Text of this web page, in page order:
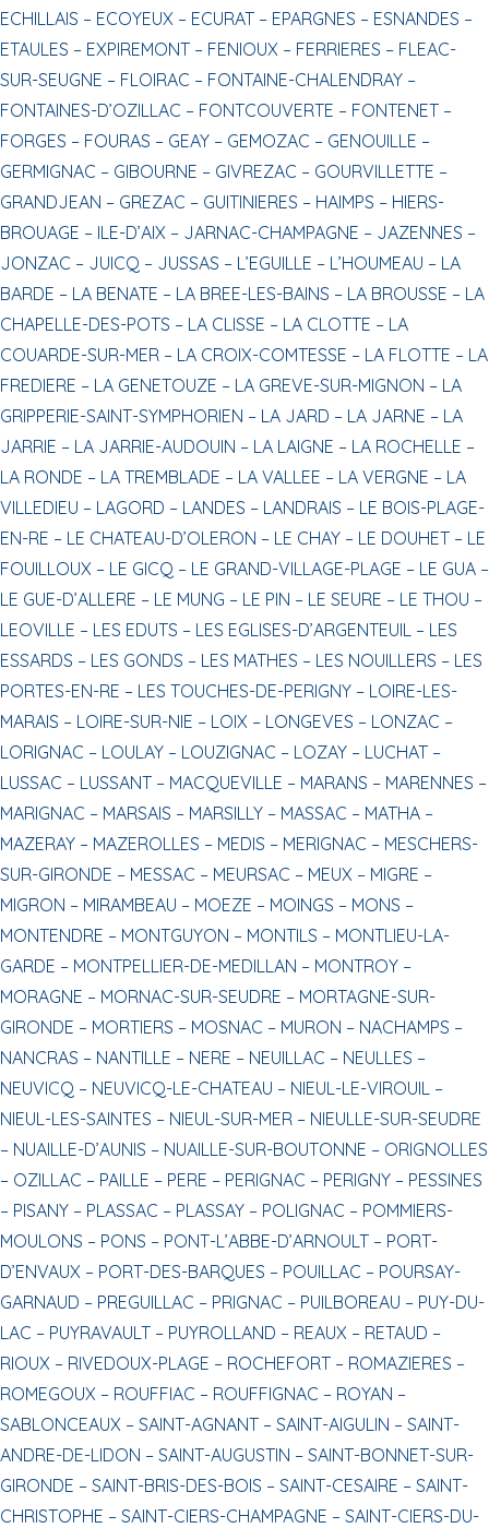
ECHILLAIS – ECOYEUX – ECURAT – EPARGNES – ESNANDES –
ETAULES – EXPIREMONT – FENIOUX – FERRIERES – FLEAC-
SUR-SEUGNE – FLOIRAC – FONTAINE-CHALENDRAY –
FONTAINES-D’OZILLAC – FONTCOUVERTE – FONTENET –
FORGES – FOURAS – GEAY – GEMOZAC – GENOUILLE –
GERMIGNAC – GIBOURNE – GIVREZAC – GOURVILLETTE –
GRANDJEAN – GREZAC – GUITINIERES – HAIMPS – HIERS-
BROUAGE – ILE-D’AIX – JARNAC-CHAMPAGNE – JAZENNES –
JONZAC – JUICQ – JUSSAS – L’EGUILLE – L’HOUMEAU – LA
BARDE – LA BENATE – LA BREE-LES-BAINS – LA BROUSSE – LA
CHAPELLE-DES-POTS – LA CLISSE – LA CLOTTE – LA
COUARDE-SUR-MER – LA CROIX-COMTESSE – LA FLOTTE – LA
FREDIERE – LA GENETOUZE – LA GREVE-SUR-MIGNON – LA
GRIPPERIE-SAINT-SYMPHORIEN – LA JARD – LA JARNE – LA
JARRIE – LA JARRIE-AUDOUIN – LA LAIGNE – LA ROCHELLE –
LA RONDE – LA TREMBLADE – LA VALLEE – LA VERGNE – LA
VILLEDIEU – LAGORD – LANDES – LANDRAIS – LE BOIS-PLAGE-
EN-RE – LE CHATEAU-D’OLERON – LE CHAY – LE DOUHET – LE
FOUILLOUX – LE GICQ – LE GRAND-VILLAGE-PLAGE – LE GUA –
LE GUE-D’ALLERE – LE MUNG – LE PIN – LE SEURE – LE THOU –
LEOVILLE – LES EDUTS – LES EGLISES-D’ARGENTEUIL – LES
ESSARDS – LES GONDS – LES MATHES – LES NOUILLERS – LES
PORTES-EN-RE – LES TOUCHES-DE-PERIGNY – LOIRE-LES-
MARAIS – LOIRE-SUR-NIE – LOIX – LONGEVES – LONZAC –
LORIGNAC – LOULAY – LOUZIGNAC – LOZAY – LUCHAT –
LUSSAC – LUSSANT – MACQUEVILLE – MARANS – MARENNES –
MARIGNAC – MARSAIS – MARSILLY – MASSAC – MATHA –
MAZERAY – MAZEROLLES – MEDIS – MERIGNAC – MESCHERS-
SUR-GIRONDE – MESSAC – MEURSAC – MEUX – MIGRE –
MIGRON – MIRAMBEAU – MOEZE – MOINGS – MONS –
MONTENDRE – MONTGUYON – MONTILS – MONTLIEU-LA-
GARDE – MONTPELLIER-DE-MEDILLAN – MONTROY –
MORAGNE – MORNAC-SUR-SEUDRE – MORTAGNE-SUR-
GIRONDE – MORTIERS – MOSNAC – MURON – NACHAMPS –
NANCRAS – NANTILLE – NERE – NEUILLAC – NEULLES –
NEUVICQ – NEUVICQ-LE-CHATEAU – NIEUL-LE-VIROUIL –
NIEUL-LES-SAINTES – NIEUL-SUR-MER – NIEULLE-SUR-SEUDRE
– NUAILLE-D’AUNIS – NUAILLE-SUR-BOUTONNE – ORIGNOLLES
– OZILLAC – PAILLE – PERE – PERIGNAC – PERIGNY – PESSINES
– PISANY – PLASSAC – PLASSAY – POLIGNAC – POMMIERS-
MOULONS – PONS – PONT-L’ABBE-D’ARNOULT – PORT-
D’ENVAUX – PORT-DES-BARQUES – POUILLAC – POURSAY-
GARNAUD – PREGUILLAC – PRIGNAC – PUILBOREAU – PUY-DU-
LAC – PUYRAVAULT – PUYROLLAND – REAUX – RETAUD –
RIOUX – RIVEDOUX-PLAGE – ROCHEFORT – ROMAZIERES –
ROMEGOUX – ROUFFIAC – ROUFFIGNAC – ROYAN –
SABLONCEAUX – SAINT-AGNANT – SAINT-AIGULIN – SAINT-
ANDRE-DE-LIDON – SAINT-AUGUSTIN – SAINT-BONNET-SUR-
GIRONDE – SAINT-BRIS-DES-BOIS – SAINT-CESAIRE – SAINT-
CHRISTOPHE – SAINT-CIERS-CHAMPAGNE – SAINT-CIERS-DU-